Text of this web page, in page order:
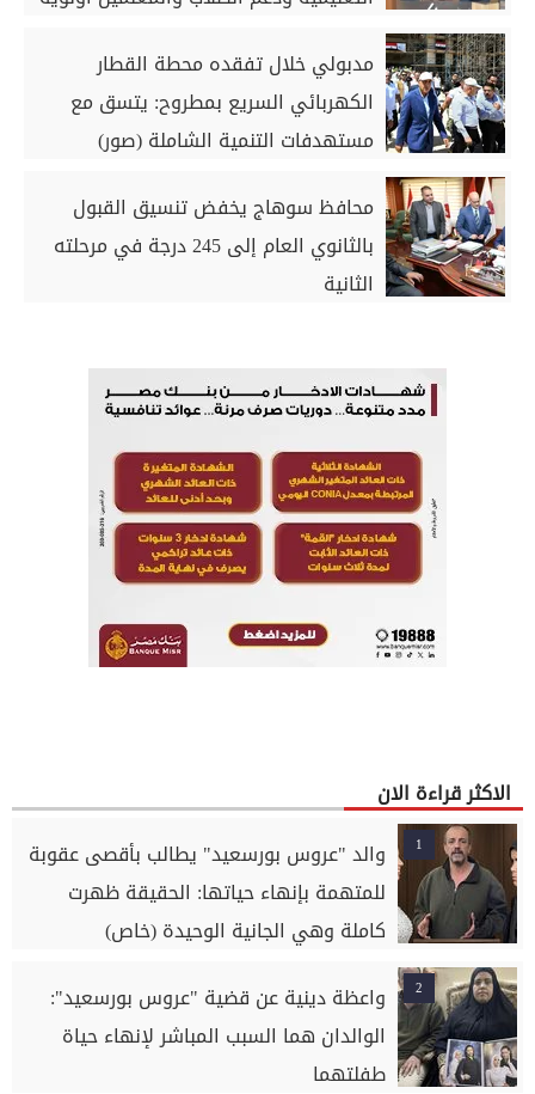
مدبولي خلال تفقده محطة القطار
الكهربائي السريع بمطروح: يتسق مع
مستهدفات التنمية الشاملة (صور)
محافظ سوهاج يخفض تنسيق القبول
بالثانوي العام إلى 245 درجة في مرحلته
الثانية
الاكثر قراءة الان
1
والد "عروس بورسعيد" يطالب بأقصى عقوبة
للمتهمة بإنهاء حياتها: الحقيقة ظهرت
كاملة وهي الجانية الوحيدة (خاص)
2
واعظة دينية عن قضية "عروس بورسعيد":
الوالدان هما السبب المباشر لإنهاء حياة
طفلتهما